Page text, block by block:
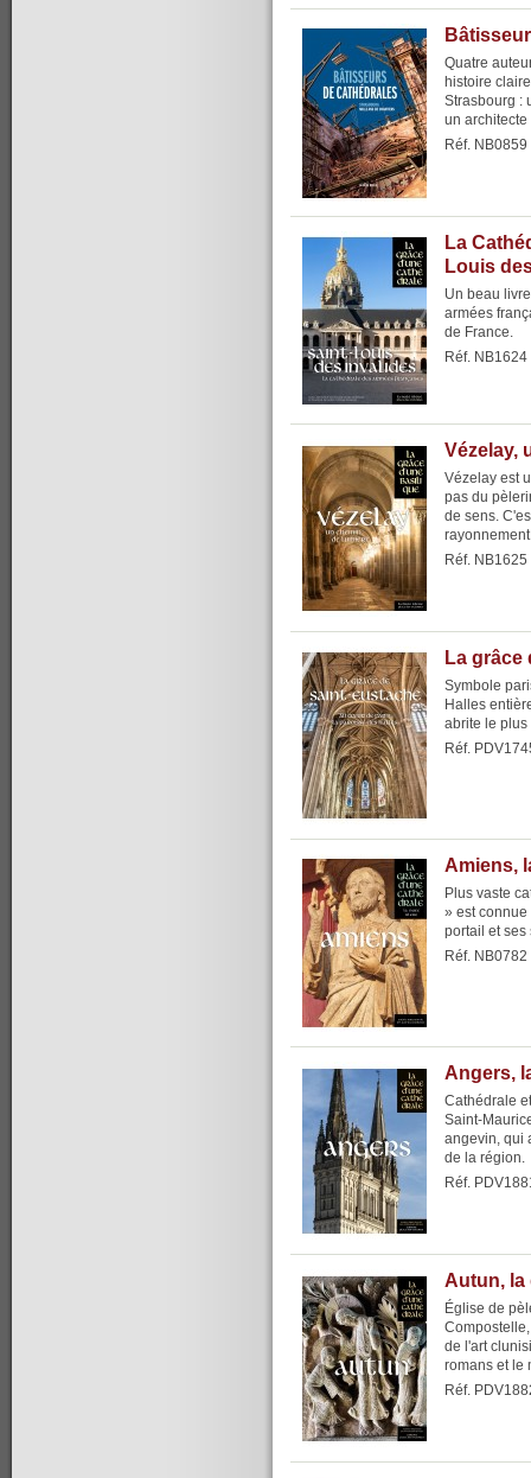
Quatre
histoire
Strasbourg :
un architecte
Réf. NB0859
La
Louis
Un beau
armées
de France.
Réf. NB1624
Vézelay,
Vézelay est
pas du
de sens.
Réf. NB1625
La grâce
Symbole
Halles
abrite le
Réf.
Amiens,
Plus vaste
» est
portail et
Réf. NB0782
Angers,
Cathédrale
Saint-
angevin, qui
de la région.
Réf.
Autun, la
Église de
de l'art
romans et le
Réf.